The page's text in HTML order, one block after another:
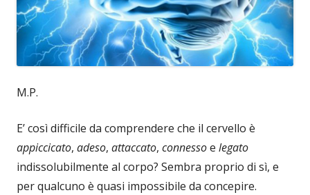
M.P.
E’ così difficile da comprendere che il cervello è
appiccicato, adeso, attaccato, connessoe legato
indissolubilmente al corpo? Sembra proprio di sì, e
per qualcuno è quasi impossibile da concepire.